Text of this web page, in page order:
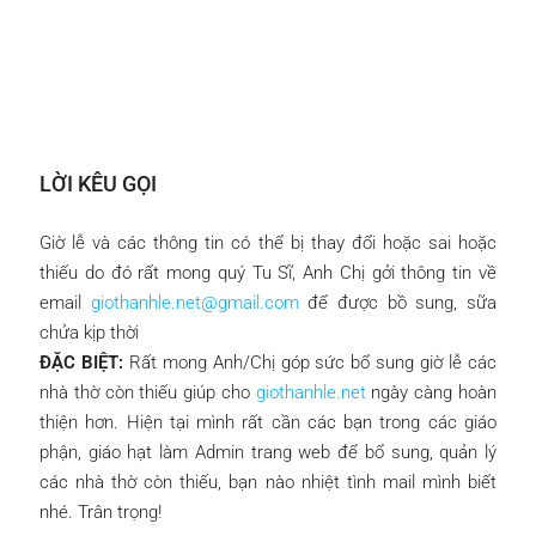
LỜI KÊU GỌI
Giờ lễ và các thông tin có thể bị thay đổi hoặc sai hoặc
thiếu do đó rất mong quý Tu Sĩ, Anh Chị gởi thông tin về
email giothanhle.net@gmail.comđể được bồ sung, sữa
chửa kịp thời
ĐẶC BIỆT: Rất mong Anh/Chị góp sức bổ sung giờ lễ các
nhà thờ còn thiếu giúp cho giothanhle.netngày càng hoàn
thiện hơn. Hiện tại mình rất cần các bạn trong các giáo
phận, giáo hạt làm Admin trang web để bổ sung, quản lý
các nhà thờ còn thiếu, bạn nào nhiệt tình mail mình biết
nhé. Trân trọng!